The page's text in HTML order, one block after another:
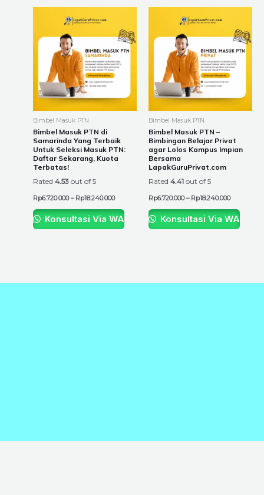
Bimbel Masuk PTN
Bimbel Masuk PTN di
Samarinda Yang Terbaik
Untuk Seleksi Masuk PTN:
Daftar Sekarang, Kuota
Terbatas!
Rated 4.53 out of 5
Rp6.720.000 – Rp18.240.000
through
Rp18.240.000
has
multiple
variants.
The
on
the
Konsultasi Via WA
Bimbel Masuk PTN
Bimbel Masuk PTN –
Bimbingan Belajar Privat
agar Lolos Kampus Impian
Bersama
LapakGuruPrivat.com
Rated 4.41 out of 5
Rp6.720.000 – Rp18.240.000
through
has
multiple
variants.
The
on
Konsultasi Via WA